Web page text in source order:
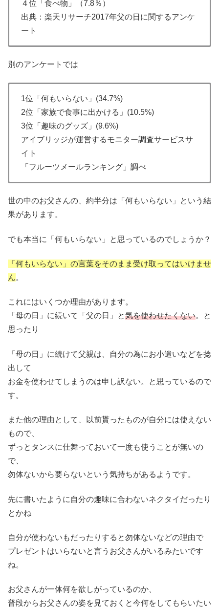
４位「食べ物」（7.8％）
出典：楽天リサーチ2017年父の日に関するアンケ
ート
別のアンケートでは
1位「何もいらない」(34.7%)
2位「家族で食事に出かける」(10.5%)
3位「趣味のグッズ」(9.6%)
アイブリッジが運営するモニター調査サービスサ
イト
「フルーツメールランキング」調べ
世の中のお父さんの、約半分は「何もいらない」という結
果があります。
でも本当に「何もいらない」と思っているのでしょうか？
「何もいらない」の言葉をそのまま受け取ってはいけませ
ん。
これにはいくつか理由があります。
「母の日」に続いて「父の日」と気を使わせたくない。と
思ったり
「母の日」に続けて父親は、自分の為にお小遣いなどを捻
出して
お金を使わせてしまうのは申し訳ない。と思っているので
す。
また他の理由として、以前貰ったものが自分には使えない
もので、
ずっとタンスに仕舞っておいて一度も使うことが無いの
で、
勿体ないから要らないという気持ちがあるようです。
先に書いたように自分の趣味に合わないネクタイだったり
とかね
自分が使わないもだったりすると勿体ないなどの理由で
プレゼントはいらないと言うお父さんがいるみたいです
ね。
お父さんが一体何を欲しがっているのか、
普段からお父さんの姿を見ておくと今何をしてもらいたい